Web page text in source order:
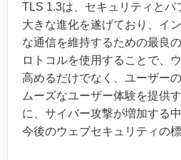
TLS 1.3は、セキュリティとパ
大きな進化を遂げており、イ
な通信を維持するための最良
ロトコルを使用することで、
高めるだけでなく、ユーザー
ムーズなユーザー体験を提供
に、サイバー攻撃が増加する
今後のウェブセキュリティの